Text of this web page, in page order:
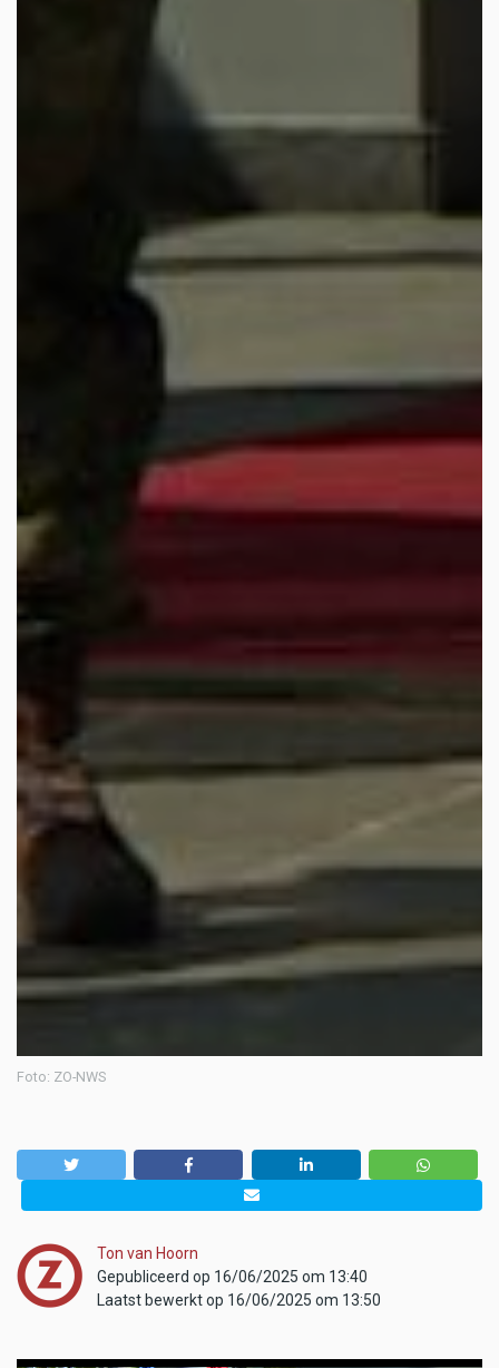
Foto: ZO-NWS
Ton van Hoorn
Gepubliceerd op 16/06/2025 om 13:40
Laatst bewerkt op 16/06/2025 om 13:50